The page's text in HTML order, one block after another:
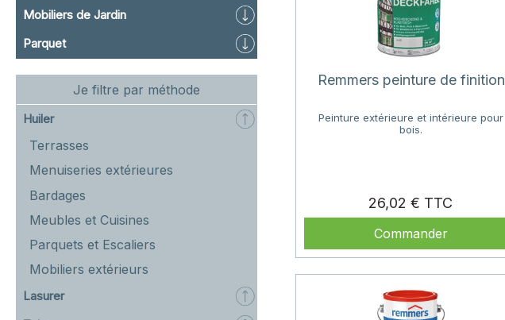
Mobiliers de Jardin
Parquet
Je filtre par méthode
Huiler
Terrasses
Menuiseries extérieures
Bardages
Meubles et Cuisines
Parquets et Escaliers
Mobiliers extérieurs
Lasurer
Remmers peinture de finition
Peinture extérieure et intérieure pour
bois.
26,02 €
Commander